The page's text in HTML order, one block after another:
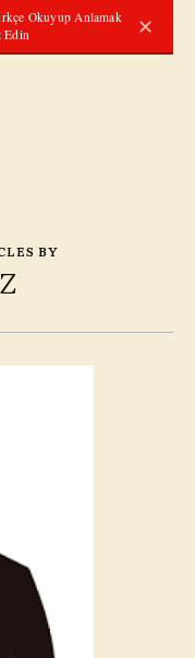
Okuyup Anlamak
Edin ✕
BY